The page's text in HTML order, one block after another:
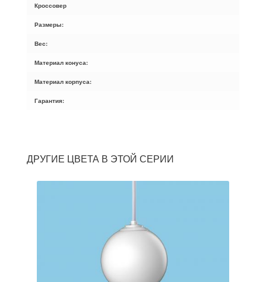
Кроссовер
Размеры:
Вес:
Материал конуса:
Материал корпуса:
Гарантия:
ДРУГИЕ ЦВЕТА В ЭТОЙ СЕРИИ